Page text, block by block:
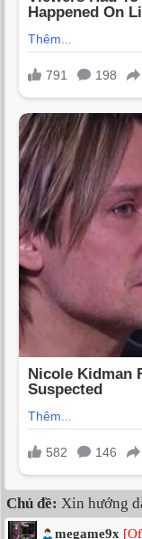
Chủ đề: Xin hướng
megame9x